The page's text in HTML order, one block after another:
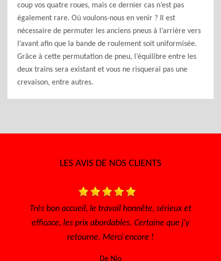
coup vos quatre roues, mais ce dernier cas n’est pas
également rare. Où voulons-nous en venir ? Il est
nécessaire de permuter les anciens pneus à l’arrière vers
l’avant afin que la bande de roulement soit uniformisée.
Grâce à cette permutation de pneu, l’équilibre entre les
deux trains sera existant et vous ne risquerai pas une
crevaison, entre autres.
LES AVIS DE NOS CLIENTS
honnête, sérieux et
Certaine que j'y
Très bon accueil Des
sympathique